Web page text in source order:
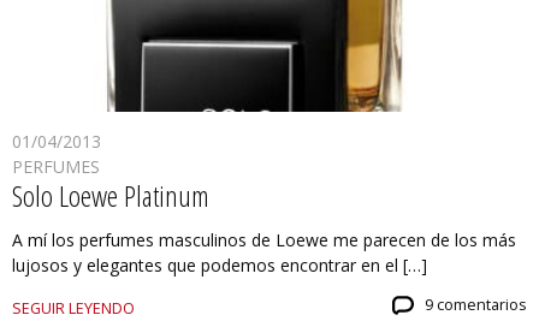
01/04/2013
PERFUMES
Solo Loewe Platinum
A mí los perfumes masculinos de Loewe me parecen de los más
lujosos y elegantes que podemos encontrar en el […]
SEGUIR LEYENDO 9 comentarios